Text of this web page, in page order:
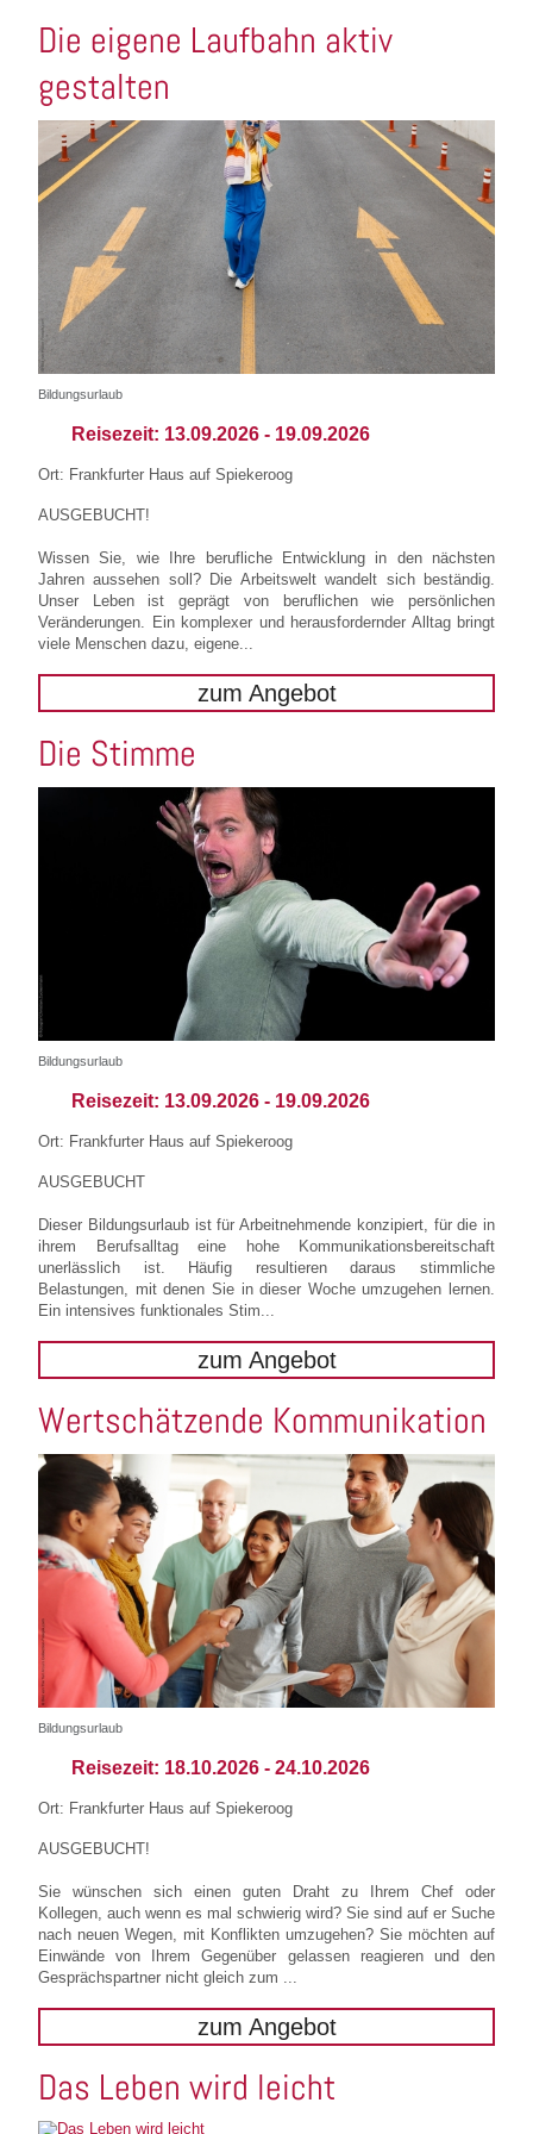
Die eigene Laufbahn aktiv
gestalten
Bildungsurlaub
Reisezeit: 13.09.2026 - 19.09.2026
Ort: Frankfurter Haus auf Spiekeroog
AUSGEBUCHT!
Wissen Sie, wie Ihre berufliche Entwicklung in den nächsten
Jahren aussehen soll? Die Arbeitswelt wandelt sich beständig.
Unser Leben ist geprägt von beruflichen wie persönlichen
Veränderungen. Ein komplexer und herausfordernder Alltag bringt
viele Menschen dazu, eigene...
zum Angebot
Die Stimme
Bildungsurlaub
Reisezeit: 13.09.2026 - 19.09.2026
Ort: Frankfurter Haus auf Spiekeroog
AUSGEBUCHT
Dieser Bildungsurlaub ist für Arbeitnehmende konzipiert, für die in
ihrem Berufsalltag eine hohe Kommunikationsbereitschaft
unerlässlich ist. Häufig resultieren daraus stimmliche
Belastungen, mit denen Sie in dieser Woche umzugehen lernen.
Ein intensives funktionales Stim...
zum Angebot
Wertschätzende Kommunikation
Bildungsurlaub
Reisezeit: 18.10.2026 - 24.10.2026
Ort: Frankfurter Haus auf Spiekeroog
AUSGEBUCHT!
Sie wünschen sich einen guten Draht zu Ihrem Chef oder
Kollegen, auch wenn es mal schwierig wird? Sie sind auf er Suche
nach neuen Wegen, mit Konflikten umzugehen? Sie möchten auf
Einwände von Ihrem Gegenüber gelassen reagieren und den
Gesprächspartner nicht gleich zum ...
zum Angebot
Das Leben wird leicht